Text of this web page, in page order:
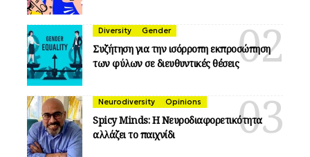
Diversity Gender
Συζήτηση για την ισόρροπη εκπροσώπηση
των φύλων σε διευθυντικές θέσεις
Neurodiversity Opinions
Spicy Minds: Η Νευροδιαφορετικότητα
αλλάζει το παιχνίδι